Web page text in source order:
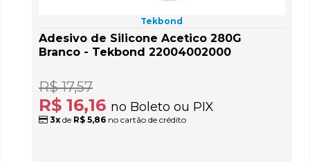
Tekbond
Adesivo de Silicone Acetico 280G
Branco - Tekbond 22004002000
R$ 16,16 no Boleto ou PIX
R$ 17,57
3x de R$ 5,86 no cartão de crédito